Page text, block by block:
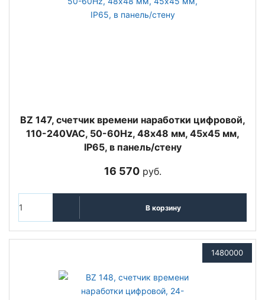
BZ 147, счетчик времени наработки цифровой,
110-240VAC, 50-60Hz, 48х48 мм, 45х45 мм,
IP65, в панель/стену
16 570руб.
В корзину
1480000